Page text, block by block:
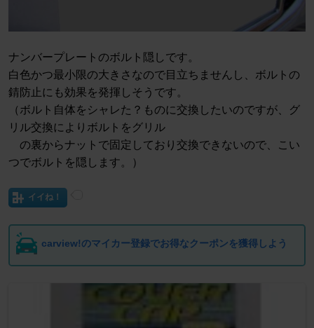
ナンバープレートのボルト隠しです。
白色かつ最小限の大きさなので目立ちませんし、ボルトの
錆防止にも効果を発揮しそうです。
（ボルト自体をシャレた？ものに交換したいのですが、グ
リル交換によりボルトをグリル
の裏からナットで固定しており交換できないので、こい
つでボルトを隠します。）
イイね！
carview!のマイカー登録でお得なクーポンを獲得しよう